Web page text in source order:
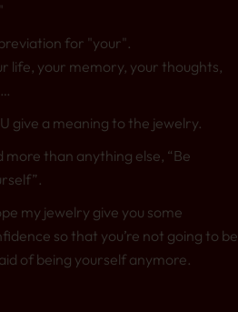
for "your".
life, your memory, your thoughts,
give a meaning to the jewelry.
more than anything else, “Be
my jewelry give you some
so that you’re not going to be
of being yourself anymore.